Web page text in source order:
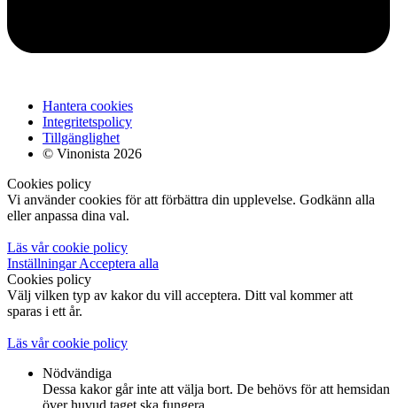
Hantera cookies
Integritetspolicy
Tillgänglighet
© Vinonista 2026
Cookies policy
Vi använder cookies för att förbättra din upplevelse. Godkänn alla
eller anpassa dina val.
Läs vår cookie policy
InställningarAcceptera alla
Cookies policy
Välj vilken typ av kakor du vill acceptera. Ditt val kommer att
sparas i ett år.
Läs vår cookie policy
Nödvändiga
Dessa kakor går inte att välja bort. De behövs för att hemsidan